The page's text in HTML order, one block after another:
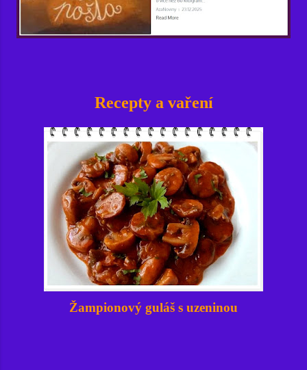
Recepty a vaření
Žampionový guláš s uzeninou